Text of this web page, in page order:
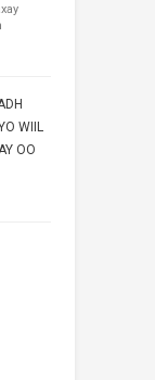
WIIL
OO